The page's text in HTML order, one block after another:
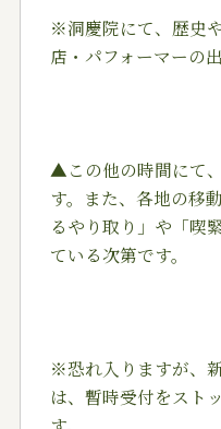
※洞慶院にて、歴史
店・パフォーマーの
▲この他の時間にて
す。また、各地の移
るやり取り」や「喫
ている次第です。
※恐れ入りますが、
は、暫時受付をスト
す。